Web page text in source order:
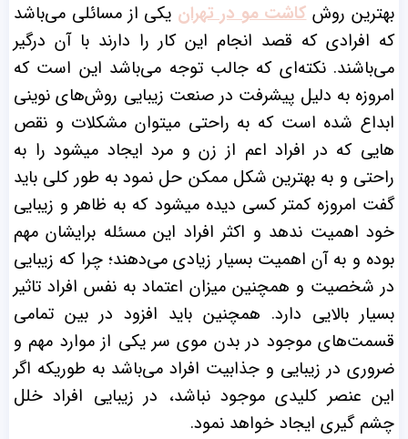
بهترین روشکاشت مو در تهران یکی از مسائلی می‌باشد
که افرادی که قصد انجام این کار را دارند با آن درگیر
می‌باشند. نکته‌ای که جالب توجه می‌باشد این است که
امروزه به دلیل پیشرفت در صنعت زیبایی روش‌های نوینی
ابداع شده است که به راحتی میتوان مشکلات و نقص
هایی که در افراد اعم از زن و مرد ایجاد میشود را به
راحتی و به بهترین شکل ممکن حل نمود به طور کلی باید
گفت امروزه کمتر کسی دیده میشود که به ظاهر و زیبایی
خود اهمیت ندهد و اکثر افراد این مسئله برایشان مهم
بوده و به آن اهمیت بسیار زیادی می‌دهند؛ چرا که زیبایی
در شخصیت و همچنین میزان اعتماد به نفس افراد تاثیر
بسیار بالایی دارد. همچنین باید افزود در بین تمامی
قسمت‌های موجود در بدن موی سر یکی از موارد مهم و
ضروری در زیبایی و جذابیت افراد می‌باشد به طوریکه اگر
این عنصر کلیدی موجود نباشد، در زیبایی افراد خلل
چشم گیری ایجاد خواهد نمود.